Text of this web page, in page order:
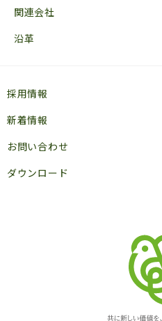
関連会社
沿革
採用情報
新着情報
お問い合わせ
ダウンロード